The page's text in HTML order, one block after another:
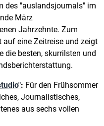
des "auslandsjournals" im
März
Jahrzehnte. Zum
eine Zeitreise und zeigt
die besten, skurrilsten und
: Für den Frühsommer
Journalistisches,
aus sechs vollen